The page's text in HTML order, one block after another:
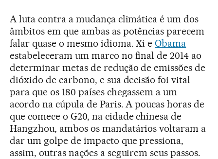
A luta contra a mudança climática é um dos
âmbitos em que ambas as potências parecem
falar quase o mesmo idioma. Xi e Obama
estabeleceram um marco no final de 2014 ao
determinar metas de redução de emissões de
dióxido de carbono, e sua decisão foi vital
para que os 180 países chegassem a um
acordo na cúpula de Paris. A poucas horas de
que comece o G20, na cidade chinesa de
Hangzhou, ambos os mandatários voltaram a
dar um golpe de impacto que pressiona,
assim, outras nações a seguirem seus passos.